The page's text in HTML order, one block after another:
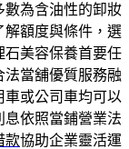
數為含油性的卸妝
解額度與條件，選
石美容保養首要任
法當舖優質服務融
車或公司車均可以
息依照當鋪營業法
款協助企業靈活運